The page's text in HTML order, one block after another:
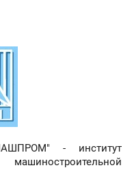
- институт